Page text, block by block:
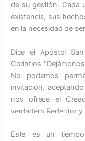
de su gestión. Cada
existencia, sus
en la necesidad de
Dice el Apóstol
Corintios
No podemos
invitación,
nos ofrece el
verdadero Redentor
Este es un